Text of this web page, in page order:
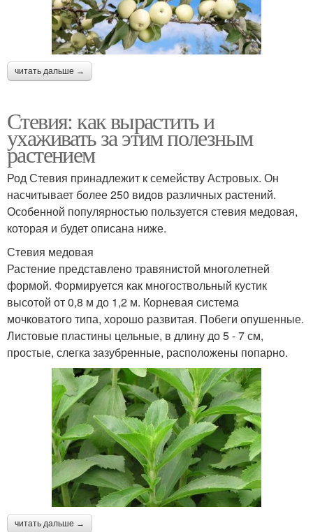
читать дальше →
Стевия: как вырастить и
ухаживать за этим полезным
растением
Род Стевия принадлежит к семейству Астровых. Он
насчитывает более 250 видов различных растений.
Особенной популярностью пользуется стевия медовая,
которая и будет описана ниже.
Стевия медовая
Растение представлено травянистой многолетней
формой. Формируется как многоствольный кустик
высотой от 0,8 м до 1,2 м. Корневая система
мочковатого типа, хорошо развитая. Побеги опушенные.
Листовые пластины цельные, в длину до 5 - 7 см,
простые, слегка зазубренные, расположены попарно.
читать дальше →